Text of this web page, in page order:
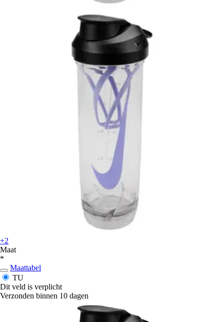
+2
Maat
*
Maattabel
TU
Dit veld is verplicht
Verzonden binnen 10 dagen